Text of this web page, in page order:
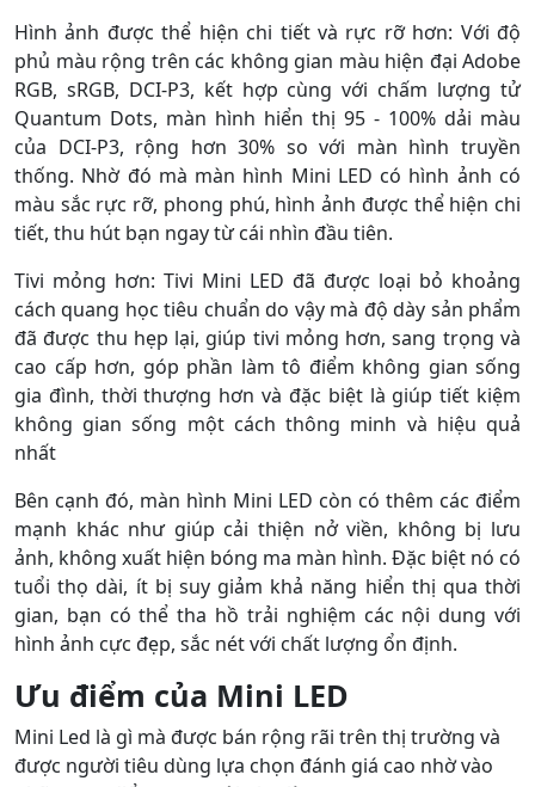
Hình ảnh được thể hiện chi tiết và rực rỡ hơn: Với độ
phủ màu rộng trên các không gian màu hiện đại Adobe
RGB, sRGB, DCI-P3, kết hợp cùng với chấm lượng tử
Quantum Dots, màn hình hiển thị 95 - 100% dải màu
của DCI-P3, rộng hơn 30% so với màn hình truyền
thống. Nhờ đó mà màn hình Mini LED có hình ảnh có
màu sắc rực rỡ, phong phú, hình ảnh được thể hiện chi
tiết, thu hút bạn ngay từ cái nhìn đầu tiên.
Tivi mỏng hơn: Tivi Mini LED đã được loại bỏ khoảng
cách quang học tiêu chuẩn do vậy mà độ dày sản phẩm
đã được thu hẹp lại, giúp tivi mỏng hơn, sang trọng và
cao cấp hơn, góp phần làm tô điểm không gian sống
gia đình, thời thượng hơn và đặc biệt là giúp tiết kiệm
không gian sống một cách thông minh và hiệu quả
nhất
Bên cạnh đó, màn hình Mini LED còn có thêm các điểm
mạnh khác như giúp cải thiện nở viền, không bị lưu
ảnh, không xuất hiện bóng ma màn hình. Đặc biệt nó có
tuổi thọ dài, ít bị suy giảm khả năng hiển thị qua thời
gian, bạn có thể tha hồ trải nghiệm các nội dung với
hình ảnh cực đẹp, sắc nét với chất lượng ổn định.
Ưu điểm của Mini LED
Mini Led là gì mà được bán rộng rãi trên thị trường và
được người tiêu dùng lựa chọn đánh giá cao nhờ vào